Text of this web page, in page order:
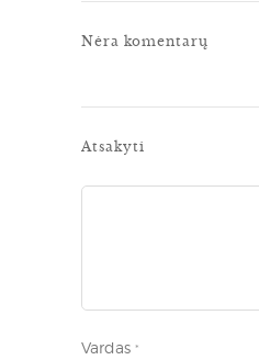
Nėra komentarų
Atsakyti
Vardas *